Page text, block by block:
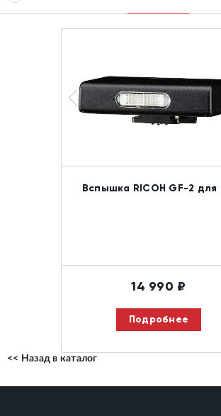
Вспышка RICOH GF-2 для
14 990 ₽
Подробнее
<< Назад в каталог